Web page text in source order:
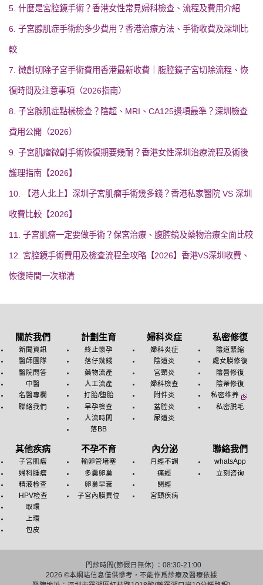
5. 什麼是宮腔鏡手術？香港女性常見婦科檢查、流程及費用介紹
6. 子宮腺肌症手術約多少費用？香港治療方法、手術收費及深圳比
較
7. 微創切除子宮手術費用香港最新收費｜腹腔鏡子宮切除流程、恢
復時間及注意事項（2026指南）
8. 子宮腺肌症點樣檢查？陰超、MRI、CA125邊項最準？深圳檢查
費用公開（2026）
9. 子宮肌瘤微創手術恢復期要幾耐？香港女性深圳治療流程及術後
護理指南【2026】
10. 【港人北上】深圳子宮肌瘤手術幾多錢？香港私家醫院 VS 深圳
收費比較【2026】
11. 子宮肌瘤一定要做手術？保宮治療、腹腔鏡及藥物治療全面比較
12. 宮腔鏡手術費用及檢查流程全攻略【2026】香港VS深圳收費、
恢復時間一次睇清
關於我們
新聞資訊
醫師團隊
醫院問答
中醫
名醫專欄
聯絡我們
計劃生育
終止懷孕
落仔幾錢
藥物流產
人工流產
打胎/堕胎
早孕檢查
人流時間
落BB
婦科炎症
婦科炎症
陰道炎
宮頸炎
婦科檢查
附件炎
盆腔炎
尿道炎
私密修復
陰道緊縮
處女膜修復
陰唇修復
陰蒂修復
私密维养
私密脱毛
其他疾病
子宮肌瘤
婦科腫瘤
精液检查
HPV检查
取環
上環
包皮
不孕不育
輸卵管堵塞
多囊卵巢
卵巢早衰
子宮內膜異位
內分泌
月經不調
痛經
閉經
宮頸疾病
聯絡我們
whatsApp
立刻咨询
2026 ©
門診時間(節假日無休) ：08:30-21:00
本網站信息僅供慘考，不能作爲診療及醫療依據